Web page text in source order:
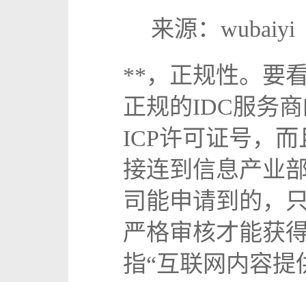
来源：
**，正规性。要
正规的IDC服务
ICP许可证号，
接连到信息产业
司能申请到的，
严格审核才能获
指“互联网内容